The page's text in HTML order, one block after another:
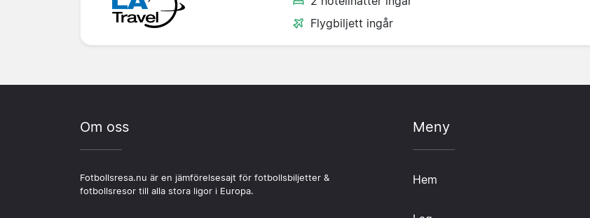
Flygbiljett ingår
Om oss
Fotbollsresa.nu är en jämförelsesajt för fotbollsbiljetter &
fotbollsresor till alla stora ligor i Europa.
Meny
Hem